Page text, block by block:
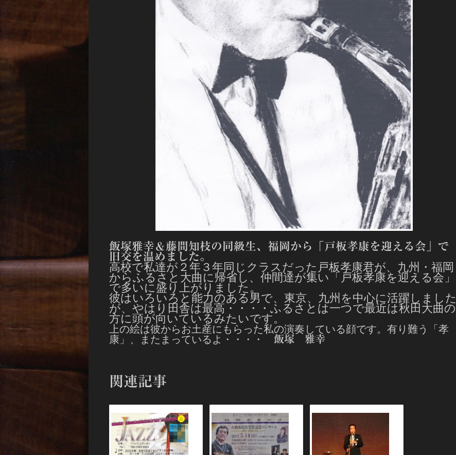
飯塚雅幸＆藤間知枝の同級生、福岡から「戸板孝康を迎える会」で
旧交を温めました。
高校で私達が２年３年同じクラスだった戸板孝康君が、九州・福岡
からふるさと大曲に帰省し、仲間達が集い「戸板孝康を迎える会」
で多いに盛り上がりました。
彼はいろいろと能力のある男で、東京、九州を中心に活躍しました
が、やはり田舎は最高・・・・ふるさとは一つで最近は秋田大曲の
方に頭が向いているみたいです。
上の絵は彼からお土産にもらった私の演奏している顔です。有り難う「孝
康」、またまっているよ・・・・飯塚 雅幸
関連記事